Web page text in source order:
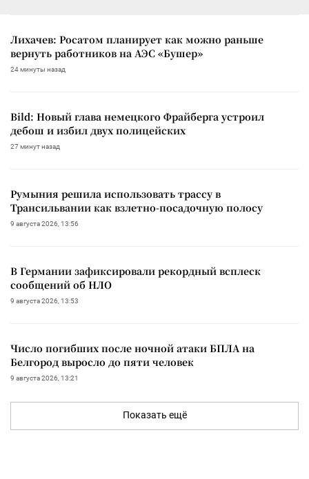
Лихачев: Росатом планирует как можно раньше
вернуть работников на АЭС «Бушер»
24 минуты назад
Bild: Новый глава немецкого Фрайберга устроил
дебош и избил двух полицейских
27 минут назад
Румыния решила использовать трассу в
Трансильвании как взлетно-посадочную полосу
9 августа 2026, 13:56
В Германии зафиксировали рекордный всплеск
сообщений об НЛО
9 августа 2026, 13:53
Число погибших после ночной атаки БПЛА на
Белгород выросло до пяти человек
9 августа 2026, 13:21
Показать ещё